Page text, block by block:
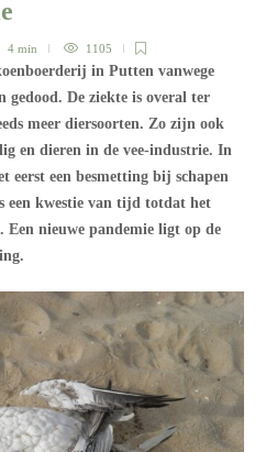
4 min 1105
in Putten vanwege
gedood. De ziekte is overal ter
meer diersoorten. Zo zijn ook
en dieren in de vee-industrie. In
eerst een besmetting bij schapen
een kwestie van tijd totdat het
nieuwe pandemie ligt op de